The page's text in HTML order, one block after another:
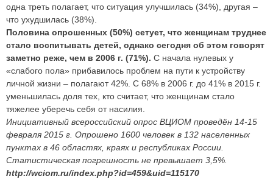
одна треть полагает, что ситуация улучшилась (34%), другая –
что ухудшилась (38%).
Половина опрошенных (50%) сетует, что женщинам труднее
стало воспитывать детей, однако сегодня об этом говорят
заметно реже, чем в 2006 г. (71%). С начала нулевых у
«слабого пола» прибавилось проблем на пути к устройству
личной жизни – полагают 42%. С 68% в 2006 г. до 41% в 2015 г.
уменьшилась доля тех, кто считает, что женщинам стало
тяжелее уберечь себя от насилия.
Инициативный всероссийский опрос ВЦИОМ проведён 14-15
февраля 2015 г. Опрошено 1600 человек в 132 населенных
пунктах в 46 областях, краях и республиках России.
Статистическая погрешность не превышает 3,5%.
http://wciom.ru/index.php?id=459&uid=115170